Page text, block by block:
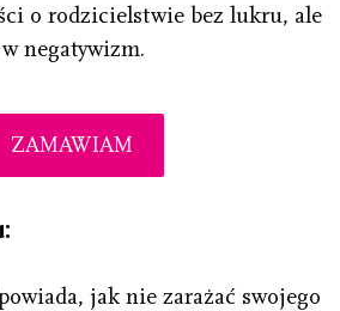
o rodzicielstwie bez lukru, ale
negatywizm.
ZAMAWIAM
jak nie zarażać swojego